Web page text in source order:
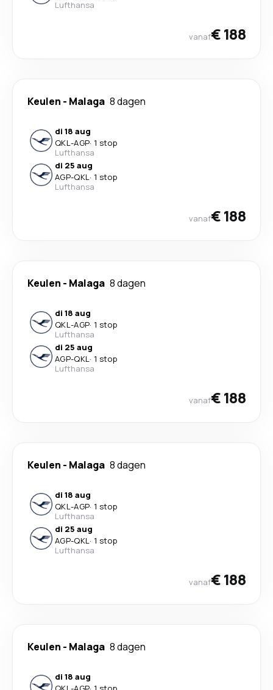
Lufthansa
vanaf€ 188
Keulen - Malaga 8 dagen
di 18 aug
QKL-AGP· 1 stop
Lufthansa
di 25 aug
AGP-QKL· 1 stop
Lufthansa
vanaf€ 188
Keulen - Malaga 8 dagen
di 18 aug
QKL-AGP· 1 stop
Lufthansa
di 25 aug
AGP-QKL· 1 stop
Lufthansa
vanaf€ 188
Keulen - Malaga 8 dagen
di 18 aug
QKL-AGP· 1 stop
Lufthansa
di 25 aug
AGP-QKL· 1 stop
Lufthansa
vanaf€ 188
Keulen - Malaga 8 dagen
di 18 aug